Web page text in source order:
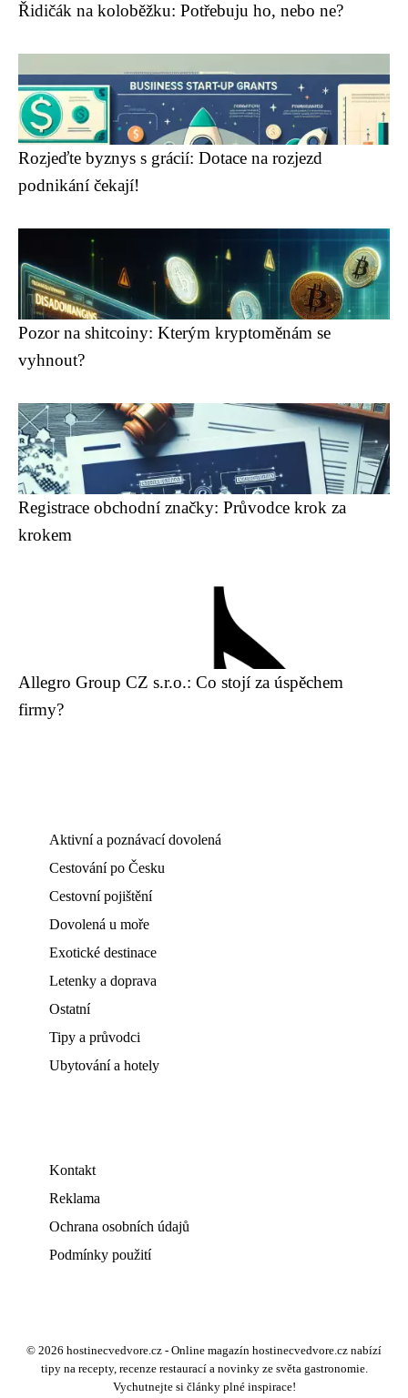
Řidičák na koloběžku: Potřebuju ho, nebo ne?
Rozjeďte byznys s grácií: Dotace na rozjezd
podnikání čekají!
Pozor na shitcoiny: Kterým kryptoměnám se
vyhnout?
Registrace obchodní značky: Průvodce krok za
krokem
Allegro Group CZ s.r.o.: Co stojí za úspěchem
firmy?
Aktivní a poznávací dovolená
Cestování po Česku
Cestovní pojištění
Dovolená u moře
Exotické destinace
Letenky a doprava
Ostatní
Tipy a průvodci
Ubytování a hotely
Kontakt
Reklama
Ochrana osobních údajů
Podmínky použití
© 2026 hostinecvedvore.cz - Online magazín hostinecvedvore.cz nabízí
tipy na recepty, recenze restaurací a novinky ze světa gastronomie.
Vychutnejte si články plné inspirace!